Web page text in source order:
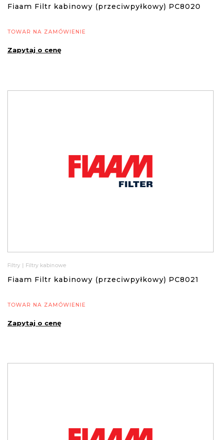
Fiaam Filtr kabinowy (przeciwpyłkowy) PC8020
TOWAR NA ZAMÓWIENIE
Zapytaj o cenę
Filtry | Filtry kabinowe
Fiaam Filtr kabinowy (przeciwpyłkowy) PC8021
TOWAR NA ZAMÓWIENIE
Zapytaj o cenę